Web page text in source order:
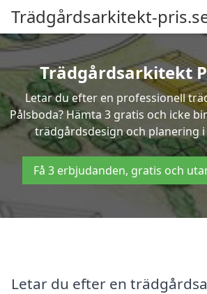
Trädgårdsarkitekt-
Trädgårdsarkitekt
Letar du efter en professionell
Pålsboda? Hämta 3 gratis och icke
trädgårdsdesign och planering i
Få 3 erbjudanden, gratis och
Letar du efter en